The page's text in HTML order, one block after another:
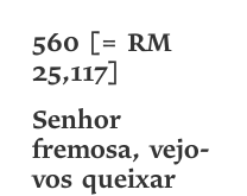
560 [= RM
25,117]
Senhor
fremosa, vejo-
vos queixar